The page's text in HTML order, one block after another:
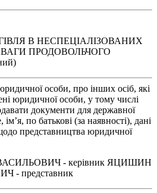
В НЕСПЕЦІАЛІЗОВАНИХ
ПРОДОВОЛЬЧОГО
особи, про інших осіб, які
юридичної особи, у тому числі
документи для державної
по батькові (за наявності), дані
представництва юридичної
- керівник ЯЦИШИН
- представник